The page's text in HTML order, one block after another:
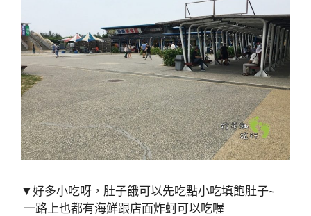
▼好多小吃呀，肚子餓可以先吃點小吃填飽肚子~
一路上也都有海鮮跟店面炸蚵可以吃喔